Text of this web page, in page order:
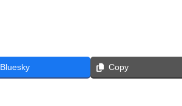
Bluesky Copy